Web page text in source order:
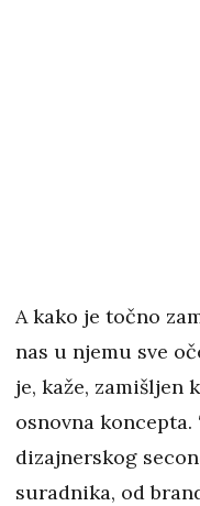
A kako je točno
nas u njemu sve
je, kaže, zamišljen
osnovna
dizajnerskog
suradnika, od